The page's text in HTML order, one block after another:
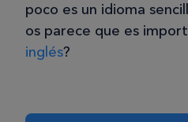
poco es un idioma
os parece que es
inglés?